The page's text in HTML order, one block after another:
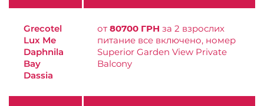
Grecotel
Lux Me
Daphnila
Bay
Dassia
от 80700 ГРН за 2 взрослих
питание все включено, номер
Superior Garden View Private
Balcony